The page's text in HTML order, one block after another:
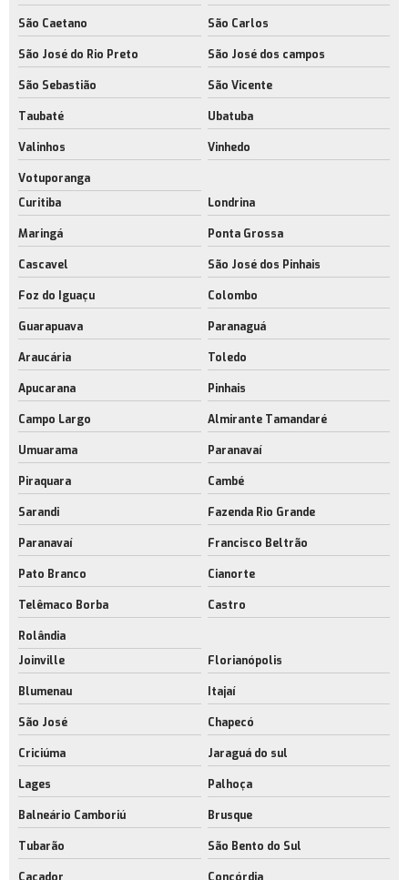
Empresa de galpão para indústria metal mecânica
Galpão para indústria rio de janeiro
Empresa de galpão para operações logísticas
Galpões com acesso para caminhões
Galpões industriais com licença ambiental
Empresa de galpões industriais modernos
Galpões logísticos modernos rj
Empresa de galpões logísticos modernos
São Caetano São Carlos
São José do Rio Preto São José dos campos
São Sebastião São Vicente
Taubaté Ubatuba
Valinhos Vinhedo
Votuporanga
Curitiba
Londrina
Maringá Ponta Grossa
Cascavel São José dos Pinhais
Foz do Iguaçu Colombo
Guarapuava Paranaguá
Araucária Toledo
Apucarana Pinhais
Campo Largo Almirante Tamandaré
Umuarama Paranavaí
Piraquara Cambé
Sarandi Fazenda Rio Grande
Paranavaí Francisco Beltrão
Pato Branco Cianorte
Telêmaco Borba Castro
Rolândia
Joinville
Florianópolis
Blumenau Itajaí
São José Chapecó
Criciúma Jaraguá do sul
Lages Palhoça
Balneário Camboriú Brusque
Tubarão São Bento do Sul
Caçador Concórdia